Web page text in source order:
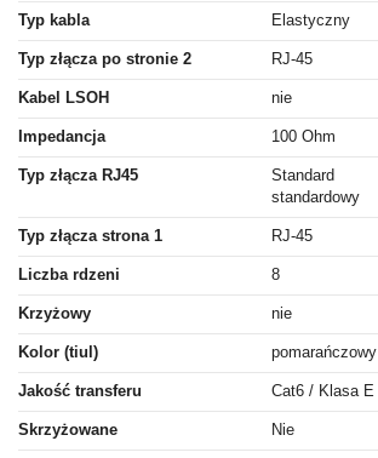
Typ kabla Elastyczny
Typ złącza po stronie 2 RJ-45
Kabel LSOH nie
Impedancja 100 Ohm
Typ złącza RJ45
Standard
standardowy
Typ złącza strona 1 RJ-45
Liczba rdzeni 8
Krzyżowy nie
Kolor (tiul) pomarańczowy
Jakość transferu Cat6 / Klasa E
Skrzyżowane Nie